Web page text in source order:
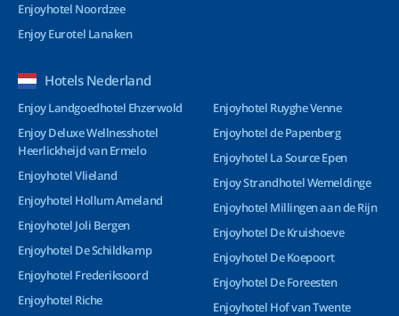
Enjoyhotel Noordzee
Enjoy Eurotel Lanaken
Hotels Nederland
Enjoy Landgoedhotel Ehzerwold
Enjoy Deluxe Wellnesshotel
Heerlickheijd van Ermelo
Enjoyhotel Vlieland
Enjoyhotel Hollum Ameland
Enjoyhotel Joli Bergen
Enjoyhotel De Schildkamp
Enjoyhotel Frederiksoord
Enjoyhotel Riche
Enjoyhotel Ruyghe Venne
Enjoyhotel de Papenberg
Enjoyhotel La Source Epen
Enjoy Strandhotel Wemeldinge
Enjoyhotel Millingen aan de Rijn
Enjoyhotel De Kruishoeve
Enjoyhotel De Koepoort
Enjoyhotel De Foreesten
Enjoyhotel Hof van Twente